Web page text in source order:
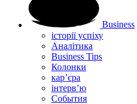
Business
історії успіху
Аналітика
Business Tips
Колонки
кар’єра
інтерв’ю
Cобытия